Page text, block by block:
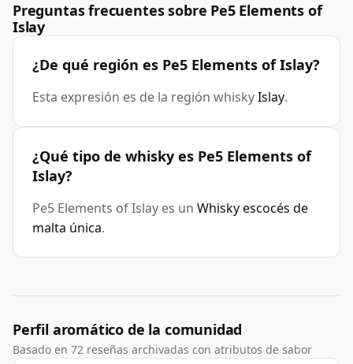
Preguntas frecuentes sobre Pe5 Elements of
Islay
¿De qué región es Pe5 Elements of Islay?
Esta expresión es de la región whiskyIslay.
¿Qué tipo de whisky es Pe5 Elements of
Islay?
Pe5 Elements of Islay es un Whisky escocés de
malta única.
Perfil aromático de la comunidad
Basado en 72 reseñas archivadas con atributos de sabor